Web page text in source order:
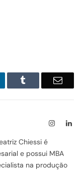
Email
Instagram
Chiessi é
e possui MBA
na produção